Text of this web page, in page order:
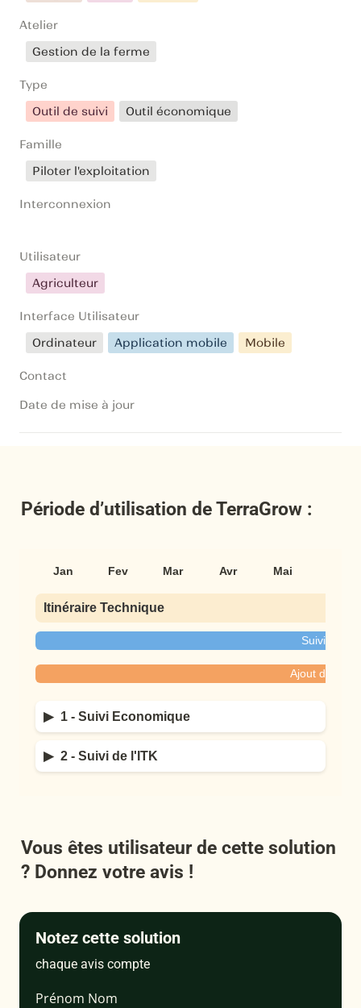
Atelier
Gestion de la ferme
Type
Outil de suivi
Outil économique
Famille
Piloter l'exploitation
Interconnexion
Utilisateur
Agriculteur
Interface Utilisateur
Ordinateur
Application mobile Mobile
Contact
Date de mise à jour
Période d’utilisation de TerraGrow :
Jan Fev Mar Avr Mai
Itinéraire Technique
Suivi de
Ajout des
▶ 1 - Suivi Economique
Prévisionnel économique
Analyser sa trésorerie
Justifier ses transactions
▶ 2 - Suivi de l'ITK
Suivre ses opérations au champ
Vous êtes utilisateur de cette solution
? Donnez votre avis !
Notez cette solution
chaque avis compte
Prénom Nom